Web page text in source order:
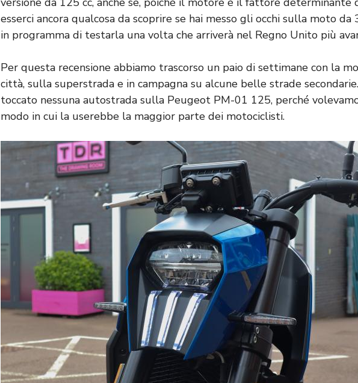
esserci ancora qualcosa da scoprire se hai messo gli occhi sulla moto da
in programma di testarla una volta che arriverà nel Regno Unito più
Per questa recensione abbiamo trascorso un paio di settimane con la
città, sulla superstrada e in campagna su alcune belle strade
toccato nessuna autostrada sulla Peugeot PM-01 125, perché
modo in cui la userebbe la maggior parte dei motociclisti.